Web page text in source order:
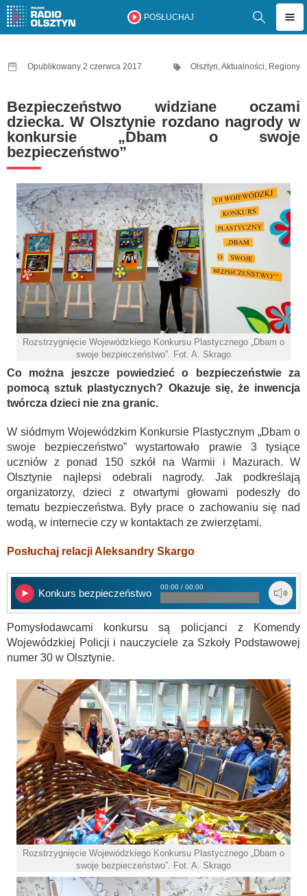
POSŁUCHAJ
Opublikowany 2 czerwca 2017 Olsztyn,Aktualności, Regiony
Bezpieczeństwo widziane oczami
dziecka. W Olsztynie rozdano nagrody w
konkursie „Dbam o swoje
bezpieczeństwo”
Rozstrzygnięcie Wojewódzkiego Konkursu Plastycznego „Dbam o
swoje bezpieczeństwo”. Fot. A. Skrago
Co można jeszcze powiedzieć o bezpieczeństwie za
pomocą sztuk plastycznych? Okazuje się, że inwencja
twórcza dzieci nie zna granic.
W siódmym Wojewódzkim Konkursie Plastycznym „Dbam o
swoje bezpieczeństwo” wystartowało prawie 3 tysiące
uczniów z ponad 150 szkół na Warmii i Mazurach. W
Olsztynie najlepsi odebrali nagrody. Jak podkreślają
organizatorzy, dzieci z otwartymi głowami podeszły do
tematu bezpieczeństwa. Były prace o zachowaniu się nad
wodą, w internecie czy w kontaktach ze zwierzętami.
Posłuchaj relacji Aleksandry Skargo
Konkurs bezpieczeństwo
00:00 / 00:00
Pomysłodawcami konkursu są policjanci z Komendy
Wojewódzkiej Policji i nauczyciele za Szkoły Podstawowej
numer 30 w Olsztynie.
Rozstrzygnięcie Wojewódzkiego Konkursu Plastycznego „Dbam o
swoje bezpieczeństwo”. Fot. A. Skrago